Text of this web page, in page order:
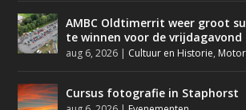
AMBC Oldtimerrit weer groot
te winnen voor de vrijdagavond
aug 6, 2026 | Cultuur en Historie,
Cursus fotografie in Staphorst